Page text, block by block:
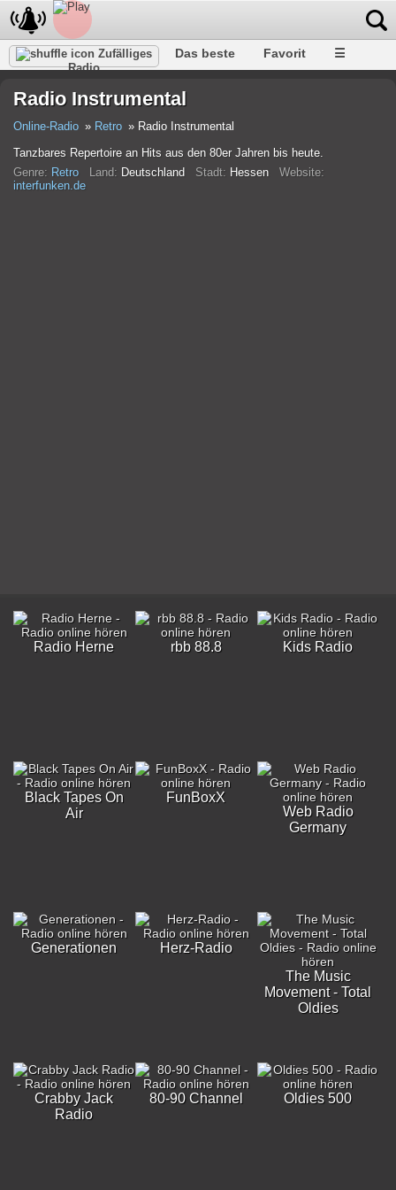
Zufälliges
Radio
Das beste Favorit ☰
Radio Instrumental
Online-Radio Retro
Radio Instrumental
Tanzbares Repertoire an Hits aus den 80er Jahren bis heute.
Genre: Retro Land: Deutschland Stadt: Hessen Website:
interfunken.de
Radio Herne rbb 88.8 Kids Radio
Black Tapes On
Air
FunBoxX
Web Radio
Germany
Generationen
Herz-Radio
The Music
Movement - Total
Oldies
Crabby Jack
Radio
80-90 Channel Oldies 500